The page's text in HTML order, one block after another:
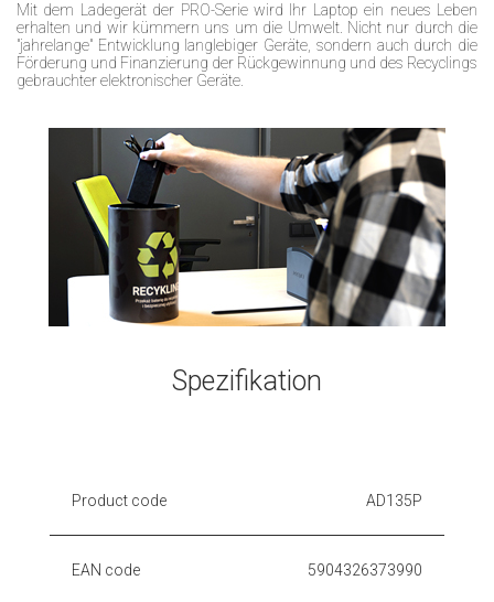
Mit dem Ladegerät der PRO-Serie wird Ihr Laptop ein neues Leben
erhalten und wir kümmern uns um die Umwelt. Nicht nur durch die
"jahrelange" Entwicklung langlebiger Geräte, sondern auch durch die
Förderung und Finanzierung der Rückgewinnung und des Recyclings
gebrauchter elektronischer Geräte.
Spezifikation
Product code AD135P
EAN code 5904326373990